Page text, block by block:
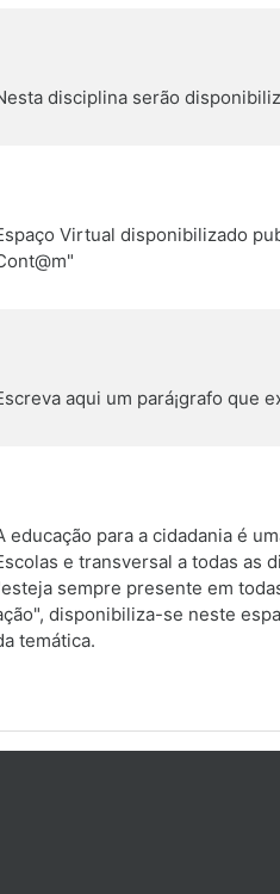
disciplina serão
Virtual disponibilizado
aqui um pará¡grafo que
educação para a cidadania é
e transversal a todas as
sempre presente em
disponibiliza-se neste
temática.